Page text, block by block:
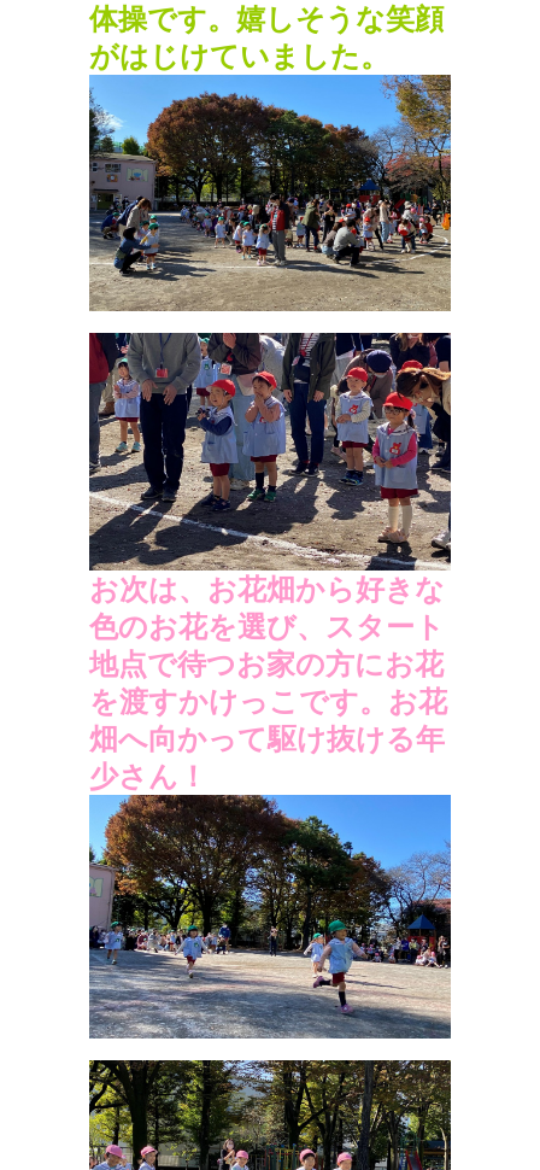
体操です。嬉しそうな笑顔
がはじけていました。
お次は、お花畑から好きな
色のお花を選び、スタート
地点で待つお家の方にお花
を渡すかけっこです。お花
畑へ向かって駆け抜ける年
少さん！